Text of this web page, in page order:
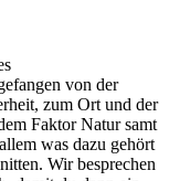
von der
zum Ort und der
Faktor Natur samt
was dazu gehört
Wir besprechen